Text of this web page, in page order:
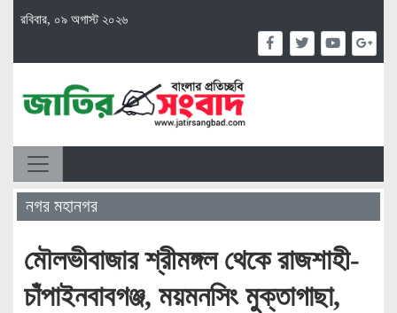
রবিবার, ০৯ অগাস্ট ২০২৬
নগর মহানগর
মৌলভীবাজার শ্রীমঙ্গল থেকে রাজশাহী-
চাঁপাইনবাবগঞ্জ, ময়মনসিং মুক্তাগাছা,